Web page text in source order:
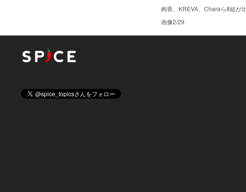
絢香、KREVA、Charaら8組が
画像2/29